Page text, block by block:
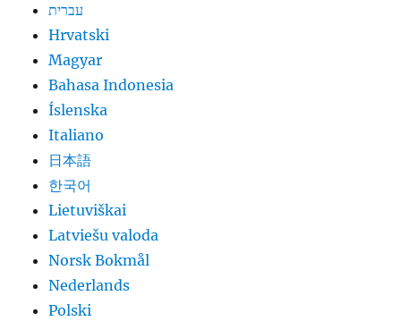
עברית
Hrvatski
Magyar
Bahasa Indonesia
Íslenska
Italiano
日本語
한국어
Lietuviškai
Latviešu valoda
Norsk Bokmål
Nederlands
Polski